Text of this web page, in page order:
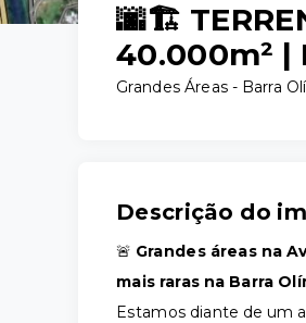
🌆🏗️
40.000m² |
Grandes Áreas - Barra
Descrição do
🚨 Grandes áreas na
mais raras na Barra
Estamos diante de um